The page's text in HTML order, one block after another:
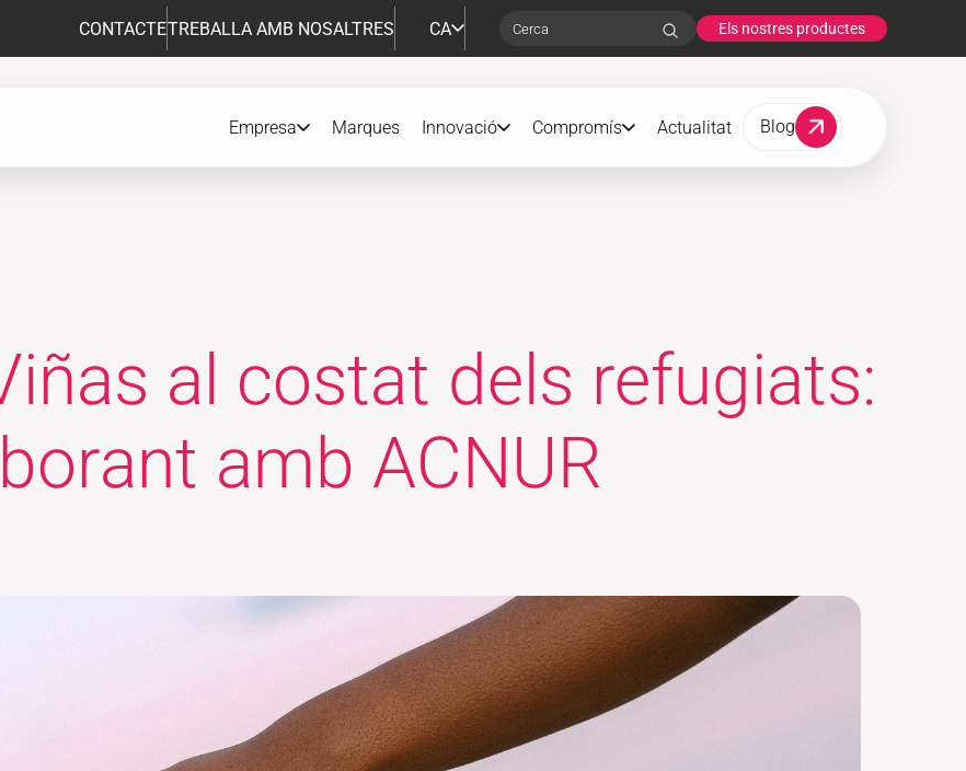
CONTACTETREBALLA AMB NOSALTRES CA Search Els nostres productes
Empresa Marques Innovació Compromís Actualitat Blog
al costat dels refugiats:
amb ACNUR